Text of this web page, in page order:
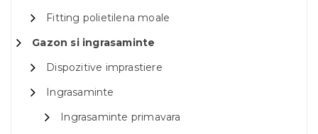
Fitting polietilena moale
Gazon si ingrasaminte
Dispozitive imprastiere
Ingrasaminte
Ingrasaminte primavara